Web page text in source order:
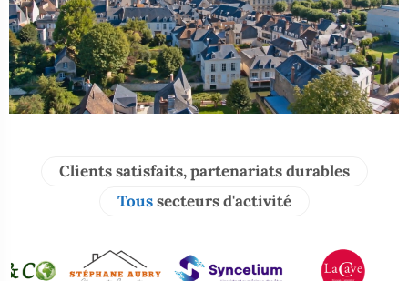
Clients satisfaits, partenariats durables
Toussecteurs d'activité